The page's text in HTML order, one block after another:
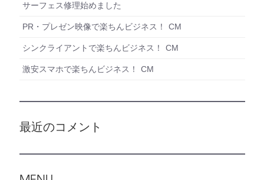
サーフェス修理始めました
PR・プレゼン映像で楽ちんビジネス！ CM
シンクライアントで楽ちんビジネス！ CM
激安スマホで楽ちんビジネス！ CM
最近のコメント